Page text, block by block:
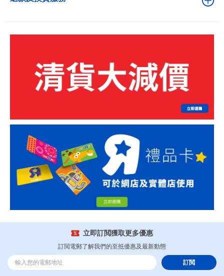
立即訂閲獲取更多優惠
訂閲電郵了解我們的至抵優惠及最新動態
訂閲